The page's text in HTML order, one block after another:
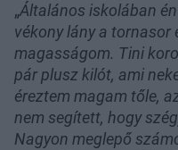
„Általános iskolában
vékony lány a tornasor
magasságom. Tini
pár plusz kilót, ami
éreztem magam tőle,
nem segített, hogy
Nagyon meglepő